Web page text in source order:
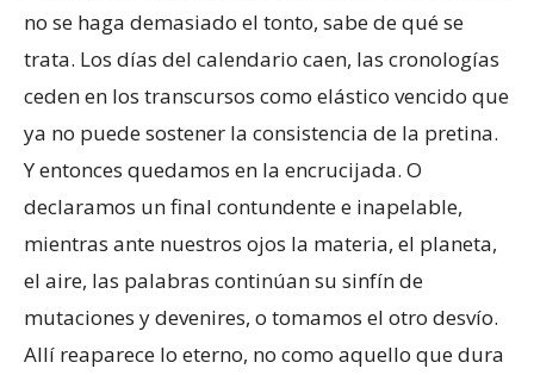
no se haga demasiado el tonto, sabe de qué se
trata. Los días del calendario caen, las cronologías
ceden en los transcursos como elástico vencido que
ya no puede sostener la consistencia de la pretina.
Y entonces quedamos en la encrucijada. O
declaramos un final contundente e inapelable,
mientras ante nuestros ojos la materia, el planeta,
el aire, las palabras continúan su sinfín de
mutaciones y devenires, o tomamos el otro desvío.
Allí reaparece lo eterno, no como aquello que dura